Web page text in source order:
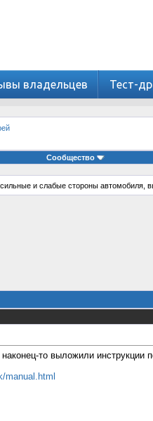
владельцев Тест-
Сообщество
и слабые стороны автомобиля,
то выложили инструкции
manual.html